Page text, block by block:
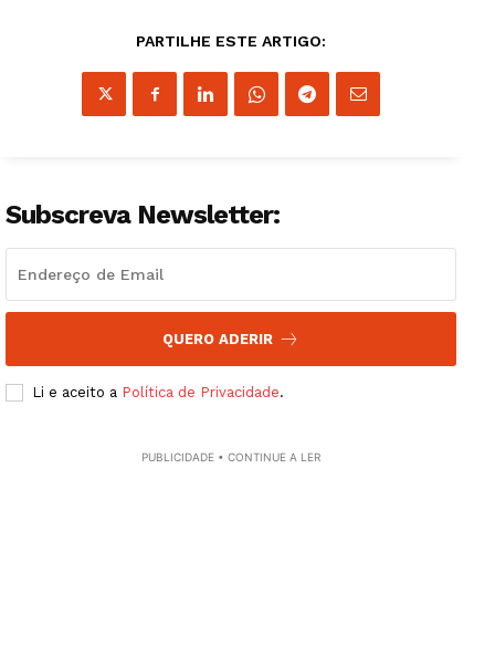
PARTILHE ESTE ARTIGO:
Subscreva Newsletter:
QUERO ADERIR
Li e aceito a Política de Privacidade.
PUBLICIDADE • CONTINUE A LER